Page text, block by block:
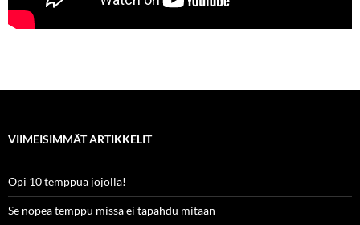
VIIMEISIMMÄT ARTIKKELIT
Opi 10 temppua jojolla!
Se nopea temppu missä ei tapahdu mitään